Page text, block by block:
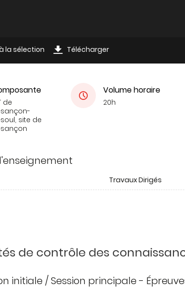
la sélection Télécharger
de
site de
Volume horaire
20h
Travaux Dirigés
de contrôle des
initiale / Session principale -